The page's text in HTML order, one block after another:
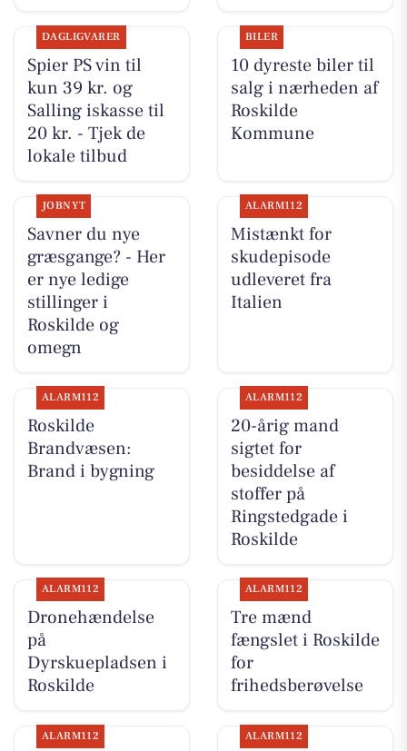
DAGLIGVARER
Spier PS vin til
kun 39 kr. og
Salling iskasse til
20 kr. - Tjek de
lokale tilbud
BILER
10 dyreste biler til
salg i nærheden af
Roskilde
Kommune
JOBNYT
Savner du nye
græsgange? - Her
er nye ledige
stillinger i
Roskilde og
omegn
ALARM112
Mistænkt for
skudepisode
udleveret fra
Italien
ALARM112
Roskilde
Brandvæsen:
Brand i bygning
ALARM112
20-årig mand
sigtet for
besiddelse af
stoffer på
Ringstedgade i
Roskilde
ALARM112
Dronehændelse
på
Dyrskuepladsen i
Roskilde
ALARM112
Tre mænd
fængslet i Roskilde
for
frihedsberøvelse
ALARM112 ALARM112